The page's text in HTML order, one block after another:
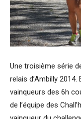
Une troisième série
relais d’Ambilly
vainqueurs des 6h
de l’équipe des